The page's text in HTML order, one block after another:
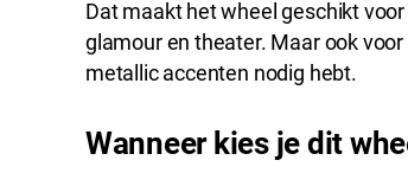
Dat maakt het wheel geschikt
glamour en theater. Maar ook
metallic accenten nodig hebt.
Wanneer kies je dit